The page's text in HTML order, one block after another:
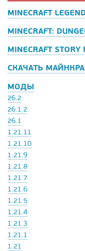
MINECRAFT
MINECRAFT:
MINECRAFT STORY
СКАЧАТЬ
МОДЫ
26.2
26.1.2
26.1
1.21.11
1.21.10
1.21.9
1.21.8
1.21.7
1.21.6
1.21.5
1.21.4
1.21.3
1.21.1
1.21